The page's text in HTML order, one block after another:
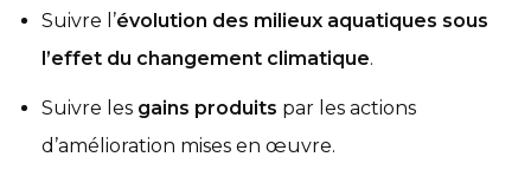
Suivre l’évolution des milieux aquatiques sous
l’effet du changement climatique.
Suivre les gains produits par les actions
d’amélioration mises en œuvre.